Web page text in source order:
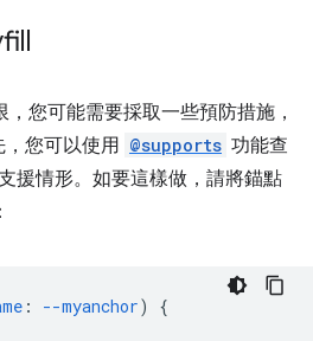
您可能需要採取一些預防措施，
您可以使用 @supports 功能查
援情形。如要這樣做，請將錨點
: --myanchor) {